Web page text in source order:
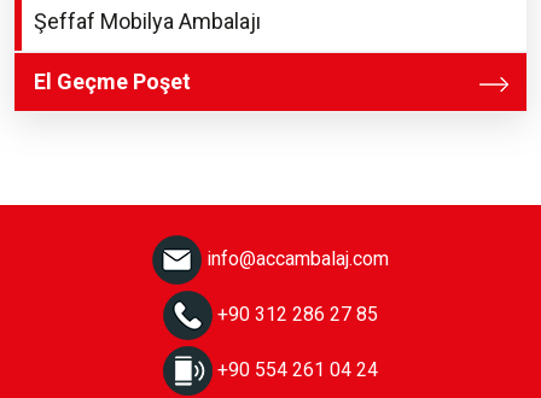
Şeffaf Mobilya Ambalajı
El Geçme Poşet
info@accambalaj.com
+90 312 286 27 85
+90 554 261 04 24